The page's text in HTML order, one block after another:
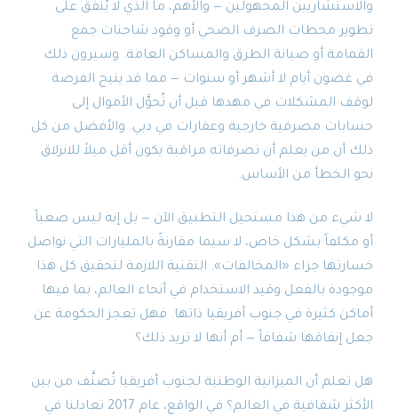
والاستشاريين المجهولين — والأهم، ما الذي لا يُنفق على
تطوير محطات الصرف الصحي أو وقود شاحنات جمع
القمامة أو صيانة الطرق والمساكن العامة. وسيرون ذلك
في غضون أيام لا أشهر أو سنوات — مما قد يتيح الفرصة
لوقف المشكلات في مهدها قبل أن تُحوَّل الأموال إلى
حسابات مصرفية خارجية وعقارات في دبي. والأفضل من كل
ذلك أن من يعلم أن تصرفاته مراقبة يكون أقل ميلاً للانزلاق
نحو الخطأ من الأساس.
لا شيء من هذا مستحيل التطبيق الآن — بل إنه ليس صعباً
أو مكلفاً بشكل خاص، لا سيما مقارنةً بالمليارات التي نواصل
خسارتها جراء «المخالفات». التقنية اللازمة لتحقيق كل هذا
موجودة بالفعل وقيد الاستخدام في أنحاء العالم، بما فيها
أماكن كثيرة في جنوب أفريقيا ذاتها. فهل تعجز الحكومة عن
جعل إنفاقها شفافاً — أم أنها لا تريد ذلك؟
هل تعلم أن الميزانية الوطنية لجنوب أفريقيا تُصنَّف من بين
الأكثر شفافية في العالم؟ في الواقع، عام 2017 تعادلنا في